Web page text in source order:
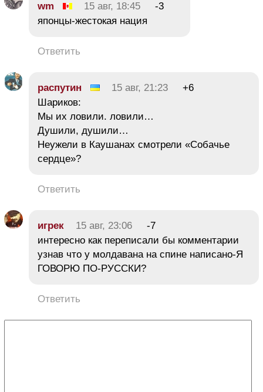
wm 15 авг, 18:45
-3
японцы-жестокая нация
Ответить
распутин 15 авг, 21:23
+6
Шариков:
Мы их ловили. ловили…
Душили, душили…
Неужели в Каушанах смотрели «Собачье
сердце»?
Ответить
игрек 15 авг, 23:06
-7
интересно как переписали бы комментарии
узнав что у молдавана на спине написано-Я
ГОВОРЮ ПО-РУССКИ?
Ответить